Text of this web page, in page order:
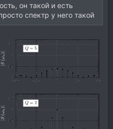
он такой и есть
спектр у него такой